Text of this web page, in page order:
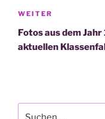
Nächster
Beitrag
WEITER
Fotos aus dem
aktuellen